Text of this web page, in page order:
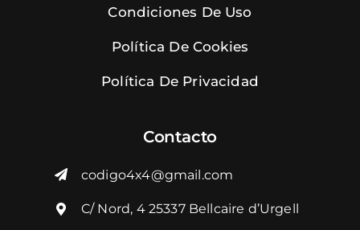
Condiciones De Uso
Política De Cookies
Política De Privacidad
Contacto
codigo4x4@gmail.com
C/ Nord, 4 25337 Bellcaire d’Urgell